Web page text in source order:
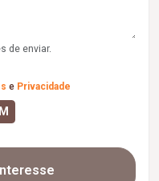
de enviar.
e Privacidade